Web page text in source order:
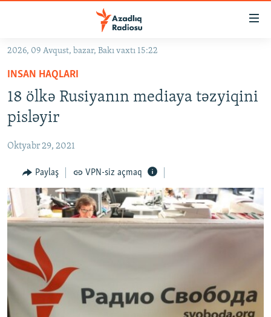
Əsas
qayıt
Əsas
naviqasiyaya
qayıt
Axtarışa
#İZAHLA
KORRUPSIOMETR
#ƏSLINDƏ
FƏRQƏ BAX
QANUNI DOĞRU
ARAŞDIRMA
MULTIMEDIA
VIDEO
FOTOQALEREYA
İNFOQRAFIKA
KARIKATURA
RADIO ARXIV
OXU ZALI
AZƏRBAYCAN ƏDƏBIYYATI KITABXANASI
İSLAM VƏ DEMOKRATIYA
HAQQIMIZDA
MISSIYAMIZ
PEŞƏ ETIKASI VƏ JURNALISTIKA STANDARTLARIMIZ
BIZI IZLƏ
2026, 09 Avqust, bazar, Bakı vaxtı 15:22
INSAN HAQLARI
18 ölkə Rusiyanın mediaya təzyiqini
pisləyir
Oktyabr 29, 2021
Paylaş VPN-siz açmaq